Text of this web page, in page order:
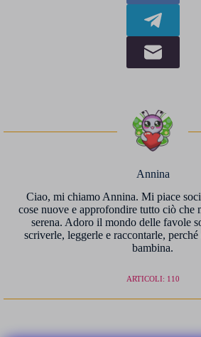
Annina
Ciao, mi chiamo Annina. Mi piace
cose nuove e approfondire tutto ciò che
serena. Adoro il mondo delle favole
scriverle, leggerle e raccontarle,
bambina.
ARTICOLI: 110